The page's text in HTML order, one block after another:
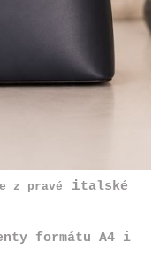
z pravé italské
formátu A4 i